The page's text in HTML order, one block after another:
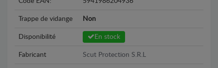
Trappe de vidange Non
Disponibilité En stock
Fabricant Scut Protection S.R.L